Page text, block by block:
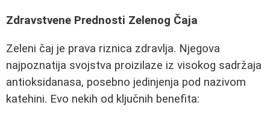
Zdravstvene Prednosti Zelenog Čaja
Zeleni čaj je prava riznica zdravlja. Njegova
najpoznatija svojstva proizilaze iz visokog sadržaja
antioksidanasa, posebno jedinjenja pod nazivom
katehini. Evo nekih od ključnih benefita: